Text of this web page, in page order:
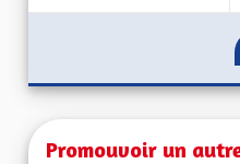
Promouvoir un